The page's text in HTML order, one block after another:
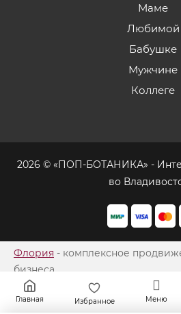
Главная Избранное Меню
Маме
Любимой
Бабушке
Мужчине
Коллеге
2026 © «ПОП-БОТАНИКА» -
во
Флория - комплексное
бизнеса